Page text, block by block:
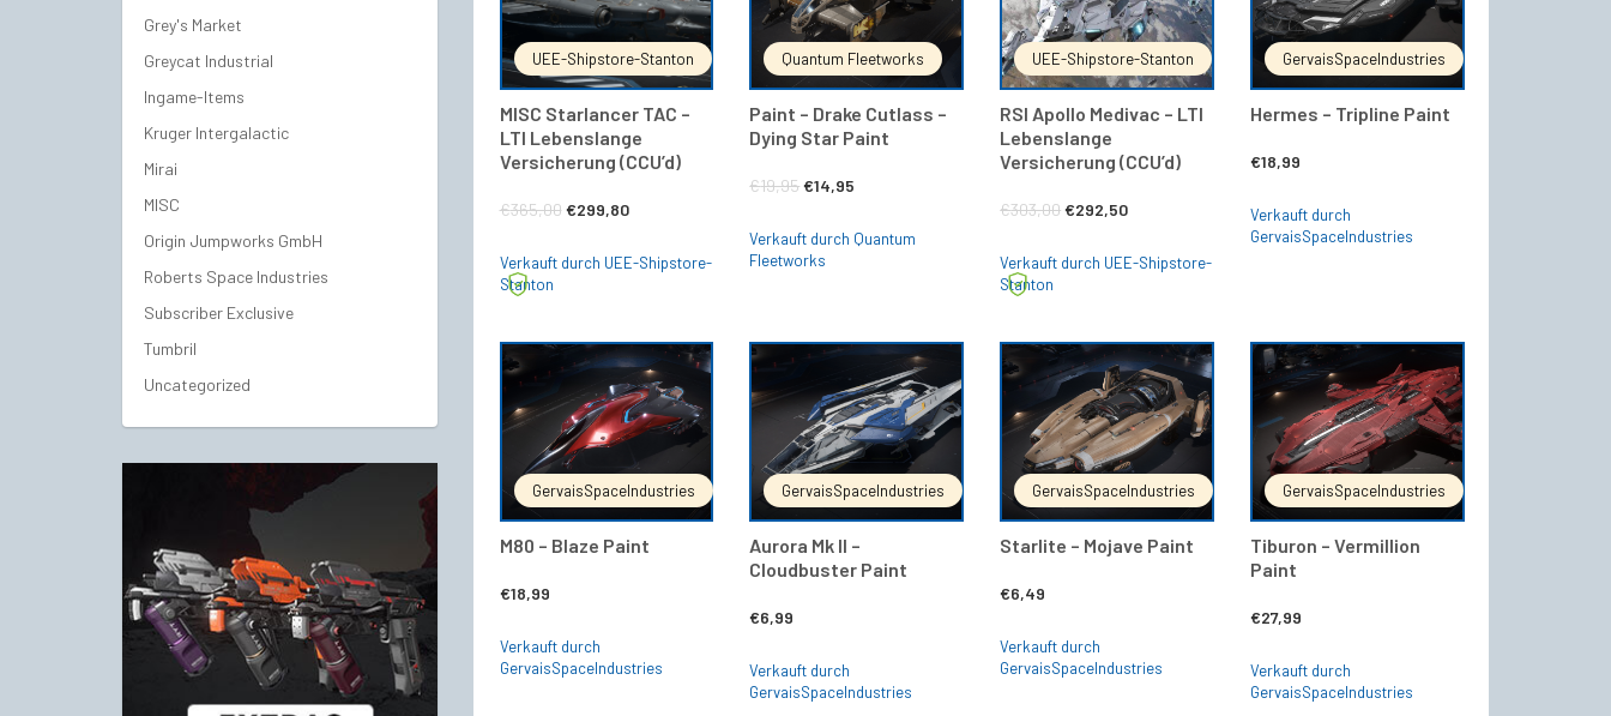
UEE-Shipstore-Stanton
MISC Starlancer TAC –
LTI Lebenslange
Versicherung (CCU’d)
€365,00 Ursprünglicher
€299,80
Verkauft durch UEE-Shipstore-
Stanton
Quantum Fleetworks
Paint – Drake Cutlass –
Dying Star Paint
€19,95Ursprünglicher
war:
€14,95
Verkauft durch Quantum
Fleetworks
UEE-Shipstore-Stanton
RSI Apollo Medivac – LTI
Lebenslange
Versicherung (CCU’d)
€303,00Ursprünglicher
€292,50
Verkauft durch UEE-Shipstore-
Stanton
GervaisSpaceIndustries
Hermes – Tripline Paint
€18,99
Verkauft durch
GervaisSpaceIndustries
GervaisSpaceIndustries
M80 – Blaze Paint
€18,99
IN DEN WARENKORB
Verkauft durch
GervaisSpaceIndustries
GervaisSpaceIndustries
Aurora Mk II –
Cloudbuster Paint
€6,99
IN DEN WARENKORB
Verkauft durch
GervaisSpaceIndustries
GervaisSpaceIndustries
Starlite – Mojave Paint
€6,49
IN DEN WARENKORB
Verkauft durch
GervaisSpaceIndustries
GervaisSpaceIndustries
Tiburon – Vermillion
Paint
€27,99
IN DEN WARENKORB
Verkauft durch
GervaisSpaceIndustries
Grey's Market
Greycat Industrial
Ingame-Items
Kruger Intergalactic
Mirai
MISC
Origin Jumpworks GmbH
Roberts Space Industries
Subscriber Exclusive
Tumbril
Uncategorized